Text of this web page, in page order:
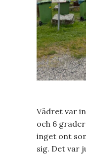
Vädret var
och 6
inget ont
sig. Det var